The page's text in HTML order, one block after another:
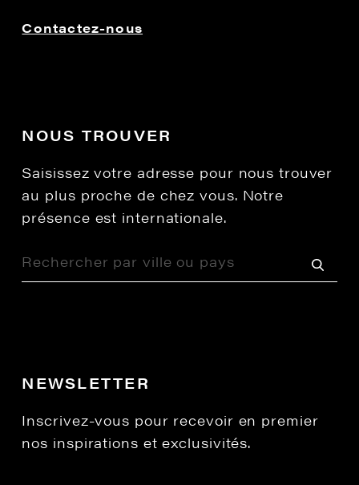
Contactez-nous
NOUS TROUVER
Saisissez votre adresse pour nous trouver
au plus proche de chez vous. Notre
présence est internationale.
NEWSLETTER
Inscrivez-vous pour recevoir en premier
nos inspirations et exclusivités.